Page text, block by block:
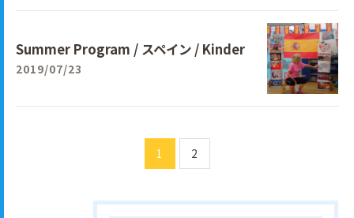
Summer Program / スペイン / Kinder
2019/07/23
1 2